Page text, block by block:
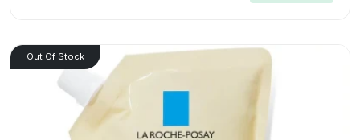
Out Of Stock